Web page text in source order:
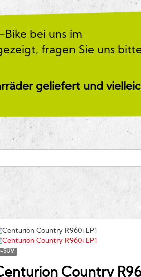
bei uns im
fragen Sie uns
geliefert und
SUV
Country